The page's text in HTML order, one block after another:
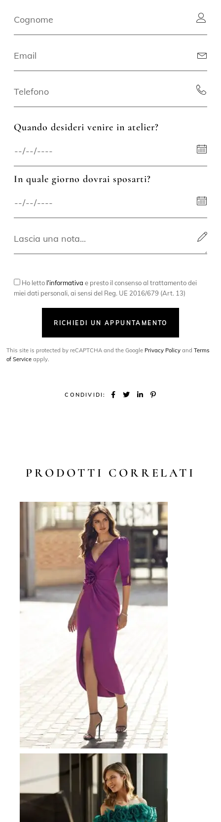
Quando desideri venire in atelier?
In quale giorno dovrai sposarti?
Ho letto l'informativa e presto il consenso al trattamento dei
miei dati personali, ai sensi del Reg. UE 2016/679 (Art. 13)
RICHIEDI UN APPUNTAMENTO
This site is protected by reCAPTCHA and the Google Privacy Policy andTerms
of Service apply.
CONDIVIDI:
PRODOTTI CORRELATI